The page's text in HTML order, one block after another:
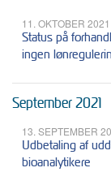
11. OKTOBER 2021
Status på
ingen
September 2021
13. SEPTEMBER
Udbetaling af
bioanalytikere